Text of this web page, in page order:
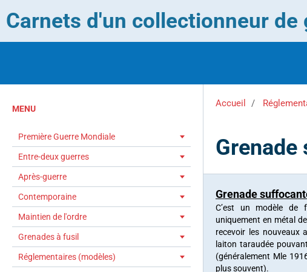
Carnets d'un collectionneur de
Accueil
Grenade
C’est un modèle de
uniquement en métal
recevoir les nouveaux
laiton taraudée
(généralement Mle
plus souvent).
MENU
Première Guerre Mondiale
Entre-deux guerres
Après-guerre
Contemporaine
Maintien de l'ordre
Grenades à fusil
Réglementaires (modèles)